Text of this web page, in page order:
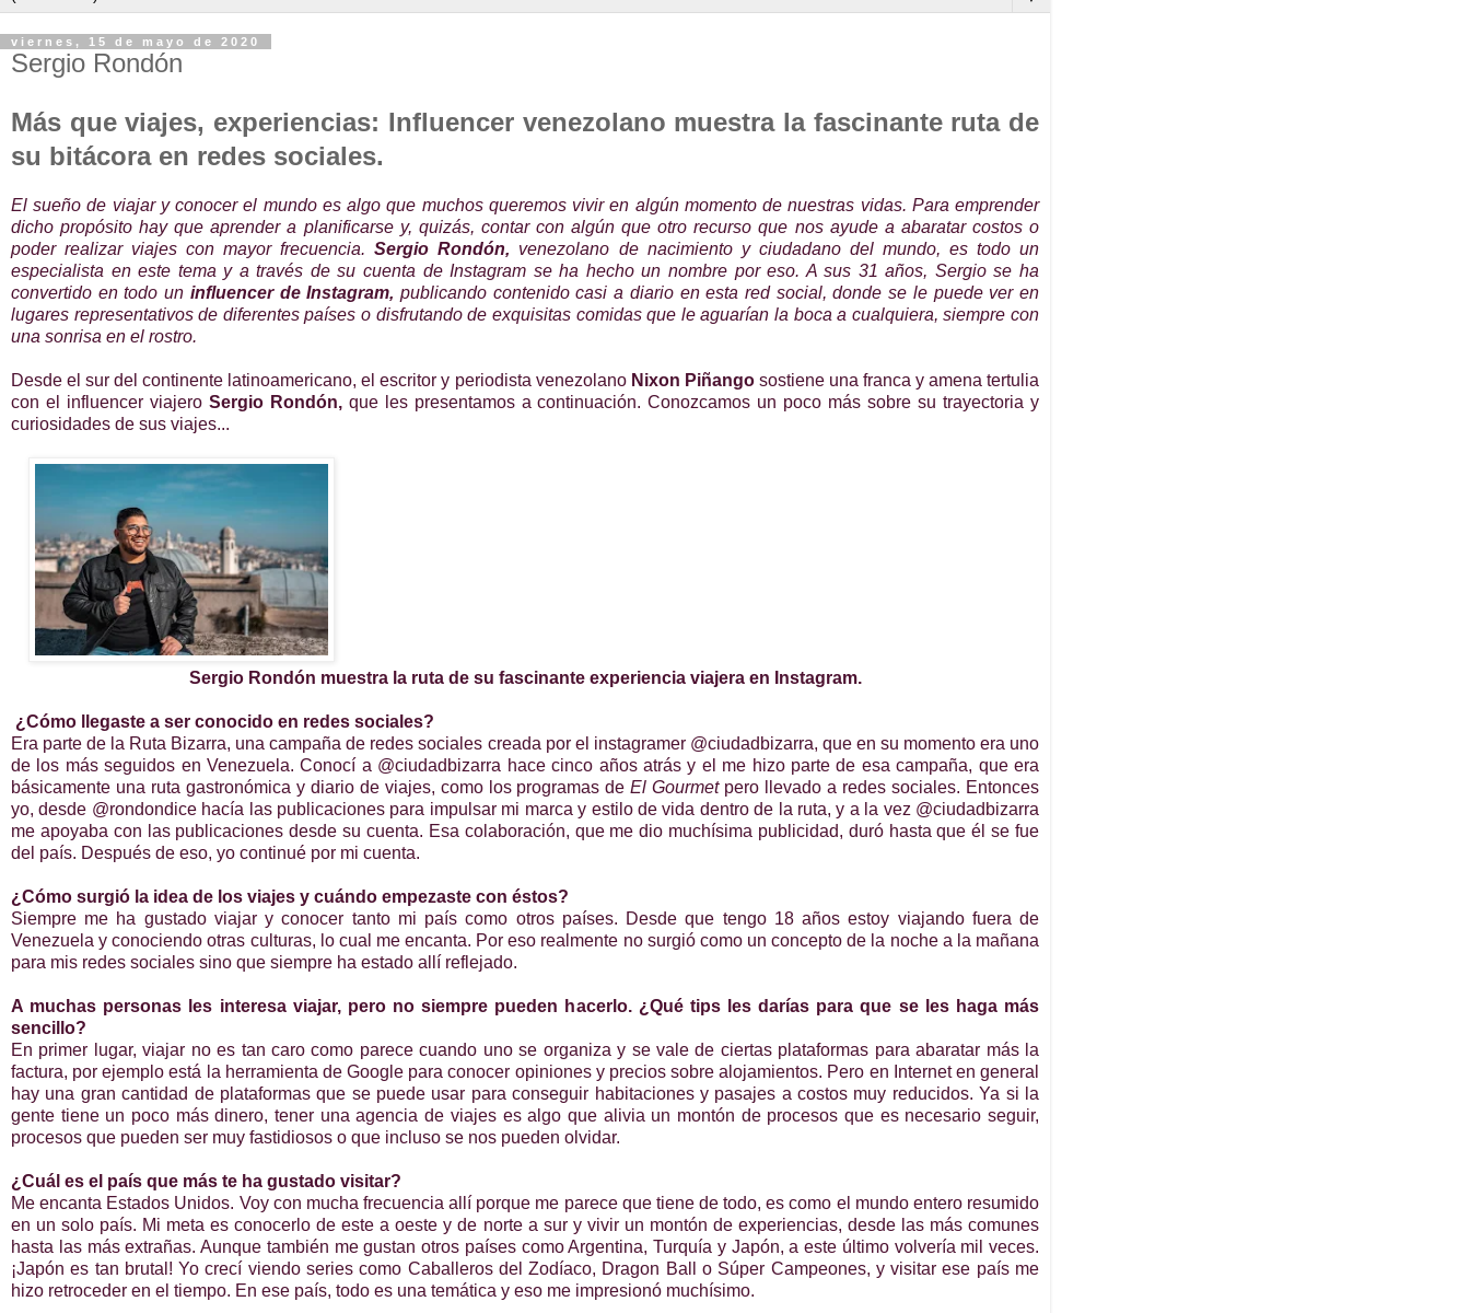
viernes, 15 de mayo de 2020
Sergio Rondón
Más que viajes, experiencias: Influencer venezolano muestra la fascinante ruta de
su bitácora en redes sociales.
El sueño de viajar y conocer el mundo es algo que muchos queremos vivir en algún momento de nuestras vidas. Para emprender
dicho propósito hay que aprender a planificarse y, quizás, contar con algún que otro recurso que nos ayude a abaratar costos o
poder realizar viajes con mayor frecuencia.Sergio Rondón, venezolano de nacimiento y ciudadano del mundo, es todo un
especialista en este tema y a través de su cuenta de Instagram se ha hecho un nombre por eso. A sus 31 años, Sergio se ha
convertido en todo un influencer de Instagram,publicando contenido casi a diario en esta red social, donde se le puede ver en
lugares representativos de diferentes países o disfrutando de exquisitas comidas que le aguarían la boca a cualquiera, siempre con
una sonrisa en el rostro.
Desde el sur del continente latinoamericano,el escritor y periodista venezolano Nixon Piñango sostiene una franca y amena tertulia
con el influencer viajero Sergio Rondón, que les presentamos a continuación. Conozcamos un poco más sobre su trayectoria y
curiosidades de sus viajes...
Sergio Rondón muestra la ruta de su fascinante experiencia viajera en Instagram.
¿Cómo llegaste a ser conocido en redes sociales?
Era parte de la Ruta Bizarra, una campaña de redes sociales creada por el instagramer @ciudadbizarra, que en su momento era uno
de los más seguidos en Venezuela. Conocí a @ciudadbizarra hace cinco años atrás y el me hizo parte de esa campaña, que era
básicamente una ruta gastronómica y diario de viajes, como los programas deEl Gourmet pero llevado a redes sociales. Entonces
yo, desde @rondondice hacía las publicaciones para impulsar mi marca y estilo de vida dentro de la ruta, y a la vez @ciudadbizarra
me apoyaba con las publicaciones desde su cuenta. Esa colaboración, que me dio muchísima publicidad, duró hasta que él se fue
del país. Después de eso, yo continué por mi cuenta.
¿Cómo surgió la idea de los viajes y cuándo empezaste con éstos?
Siempre me ha gustado viajar y conocer tanto mi país como otros países. Desde que tengo 18 años estoy viajando fuera de
Venezuela y conociendo otras culturas, lo cual me encanta. Por eso realmente no surgió como un concepto de la noche a la mañana
para mis redes sociales sino que siempre ha estado allí reflejado.
A muchas personas les interesa viajar, pero no siempre pueden hacerlo. ¿Qué tips les darías para que se les haga más
sencillo?
En primer lugar, viajar no es tan caro como parece cuando uno se organiza y se vale de ciertas plataformas para abaratar más la
factura, por ejemplo está la herramienta de Google para conocer opiniones y precios sobre alojamientos. Pero en Internet en general
hay una gran cantidad de plataformas que se puede usar para conseguir habitaciones y pasajes a costos muy reducidos. Ya si la
gente tiene un poco más dinero, tener una agencia de viajes es algo que alivia un montón de procesos que es necesario seguir,
procesos que pueden ser muy fastidiosos o que incluso se nos pueden olvidar.
¿Cuál es el país que más te ha gustado visitar?
Me encanta Estados Unidos. Voy con mucha frecuencia allí porque me parece que tiene de todo, es como el mundo entero resumido
en un solo país. Mi meta es conocerlo de este a oeste y de norte a sur y vivir un montón de experiencias, desde las más comunes
hasta las más extrañas. Aunque también me gustan otros países como Argentina, Turquía y Japón, a este último volvería mil veces.
¡Japón es tan brutal! Yo crecí viendo series como Caballeros del Zodíaco, Dragon Ball o Súper Campeones, y visitar ese país me
hizo retroceder en el tiempo. En ese país, todo es una temática y eso me impresionó muchísimo.